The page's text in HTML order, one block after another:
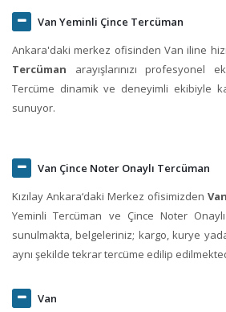
Van Yeminli Çince Tercüman
Ankara'daki merkez ofisinden Van iline
Tercüman arayışlarınızı profesyonel
Tercüme dinamik ve deneyimli ekibiyle
sunuyor.
Van Çince Noter Onaylı Tercüman
Kızılay Ankara‘daki Merkez ofisimizden Van
Yeminli Tercüman ve Çince Noter
sunulmakta, belgeleriniz; kargo, kurye
aynı şekilde tekrar tercüme edilip
Van